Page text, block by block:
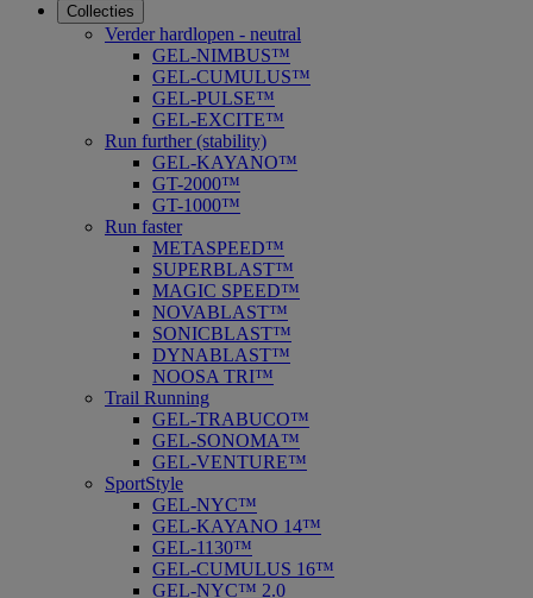
Collecties
Verder hardlopen - neutral
GEL-NIMBUS™
GEL-CUMULUS™
GEL-PULSE™
GEL-EXCITE™
Run further (stability)
GEL-KAYANO™
GT-2000™
GT-1000™
Run faster
METASPEED™
SUPERBLAST™
MAGIC SPEED™
NOVABLAST™
SONICBLAST™
DYNABLAST™
NOOSA TRI™
Trail Running
GEL-TRABUCO™
GEL-SONOMA™
GEL-VENTURE™
SportStyle
GEL-NYC™
GEL-KAYANO 14™
GEL-1130™
GEL-CUMULUS 16™
GEL-NYC™ 2.0